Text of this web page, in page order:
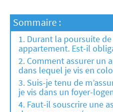
Sommaire :
Durant la poursuite
appartement. Est-il
Comment assurer un
dans lequel je vis en
Suis-je tenu de
je vis dans un foyer-
Faut-il souscrire une